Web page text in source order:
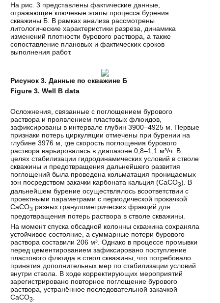
На рис. 3 представлены фактические данные,
отражающие ключевые этапы процесса бурения
скважины Б. В рамках анализа рассмотрены
литологические характеристики разреза, динамика
изменений плотности бурового раствора, а также
сопоставление плановых и фактических сроков
выполнения работ.
Рисунок 3. Данные по скважине Б
Figure 3. Well B data
Осложнения, связанные с поглощением бурового
раствора и проявлением пластовых флюидов,
зафиксированы в интервале глубин 3900–4925 м. Первые
признаки потерь циркуляции отмечены при бурении на
глубине 3976 м, где скорость поглощения бурового
раствора варьировалась в диапазоне 0,8–1,1 м³/ч. В
целях стабилизации гидродинамических условий в стволе
скважины и предотвращения дальнейшего развития
поглощений была проведена кольматация проницаемых
зон посредством закачки карбоната кальция (CaCO3). В
дальнейшем бурение осуществлялось всоответствии с
проектными параметрами с периодической прокачкой
CaCO3 разных гранулометрических фракций для
предотвращения потерь раствора в стволе скважины.
На момент спуска обсадной колонны скважина сохраняла
устойчивое состояние, а суммарные потери бурового
раствора составили 206 м³. Однако в процессе промывки
перед цементированием зафиксировано поступление
пластового флюида в ствол скважины, что потребовало
принятия дополнительных мер по стабилизации условий
внутри ствола. В ходе корректирующих мероприятий
зарегистрировано повторное поглощение бурового
раствора, устранённое последовательной закачкой
CaCO3